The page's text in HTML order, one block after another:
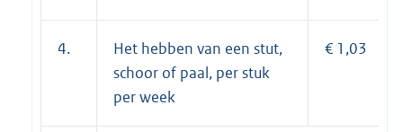
4.
Het hebben van een stut,
schoor of paal, per stuk
per week
€ 1,03